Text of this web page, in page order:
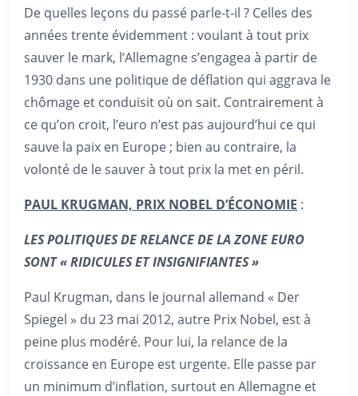
De quelles leçons du passé parle-t-il ? Celles des
années trente évidemment : voulant à tout prix
sauver le mark, l’Allemagne s’engagea à partir de
1930 dans une politique de déflation qui aggrava le
chômage et conduisit où on sait. Contrairement à
ce qu’on croit, l’euro n’est pas aujourd’hui ce qui
sauve la paix en Europe ; bien au contraire, la
volonté de le sauver à tout prix la met en péril.
PAUL KRUGMAN, PRIX NOBEL D’ÉCONOMIE :
LES POLITIQUES DE RELANCE DE LA ZONE EURO
SONT « RIDICULES ET INSIGNIFIANTES »
Paul Krugman, dans le journal allemand « Der
Spiegel » du 23 mai 2012, autre Prix Nobel, est à
peine plus modéré. Pour lui, la relance de la
croissance en Europe est urgente. Elle passe par
un minimum d’inflation, surtout en Allemagne et